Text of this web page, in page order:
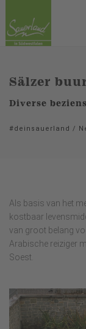
Sälzer
Diverse
#deinsauerland /
Als basis van het
kostbaar
van groot belang
Arabische reiziger
Soest.